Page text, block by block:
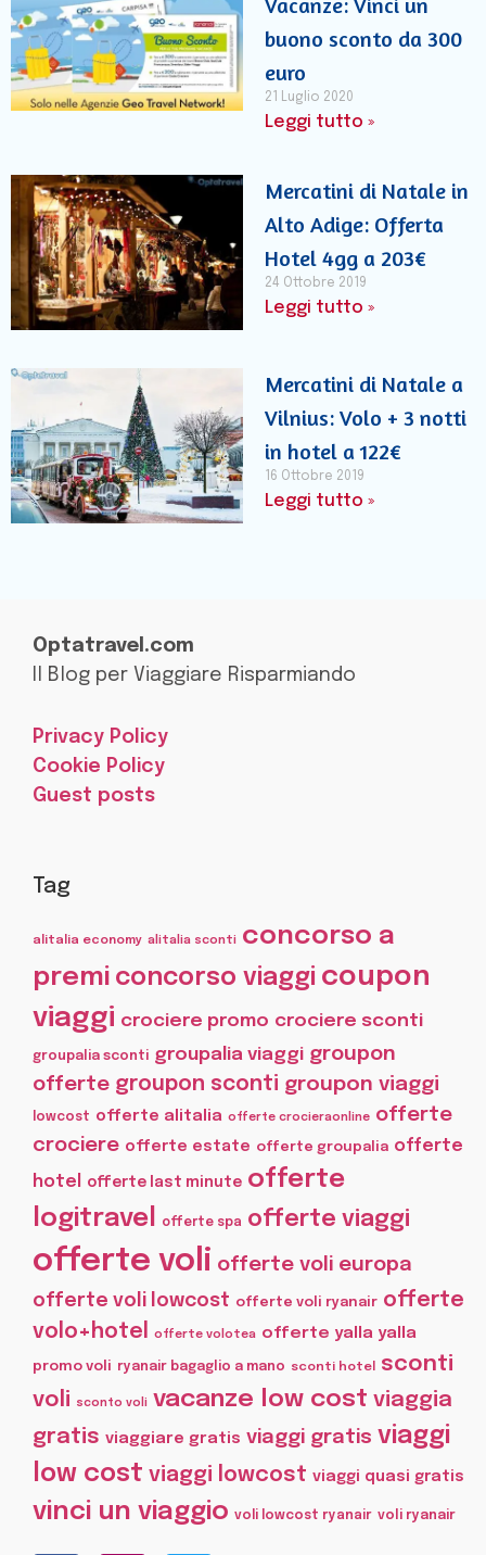
buono sconto da 300
euro
21 Luglio 2020
Leggi tutto »
Mercatini di Natale in
Alto Adige: Offerta
Hotel 4gg a 203€
24 Ottobre 2019
Leggi tutto »
Mercatini di Natale a
Vilnius: Volo + 3 notti
in hotel a 122€
16 Ottobre 2019
Leggi tutto »
Optatravel.com
Il Blog per Viaggiare Risparmiando
Privacy Policy
Cookie Policy
Guest posts
Tag
alitalia economy alitalia sconti concorso a
premi concorso viaggi coupon
viaggi crociere promo crociere sconti
groupalia sconti groupalia viaggi groupon
offerte groupon sconti groupon viaggi
lowcost offerte alitalia offerte crocieraonline offerte
crociere offerte estate offerte groupalia offerte
hotel
offerte last minute offerte
logitravel
offerte spa offerte viaggi
offerte voli offerte voli europa
offerte voli lowcost offerte voli ryanair offerte
volo+hotel
offerte volotea offerte yalla yalla
promo voli ryanair bagaglio a mano sconti hotel
sconti
voli
sconto voli vacanze low cost viaggia
gratis viaggiare gratis viaggi gratis viaggi
low cost viaggi lowcost viaggi quasi gratis
vinci un viaggio voli lowcost ryanair voli ryanair